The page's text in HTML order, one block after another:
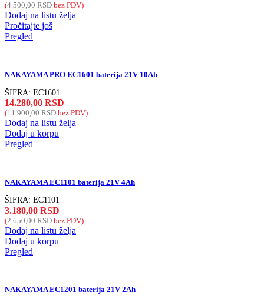
(4.500,00 RSD bez PDV)
Dodaj na listu želja
Pročitajte još
Pregled
NAKAYAMA PRO EC1601 baterija 21V 10Ah
ŠIFRA: EC1601
14.280,00 RSD
(11.900,00 RSD bez PDV)
Dodaj na listu želja
Dodaj u korpu
Pregled
NAKAYAMA EC1101 baterija 21V 4Ah
ŠIFRA: EC1101
3.180,00 RSD
(2.650,00 RSD bez PDV)
Dodaj na listu želja
Dodaj u korpu
Pregled
NAKAYAMA EC1201 baterija 21V 2Ah